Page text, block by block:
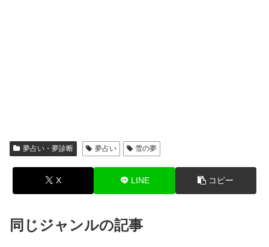
夢占い・夢診断 夢占い 雪の夢
X LINE コピー
同じジャンルの記事